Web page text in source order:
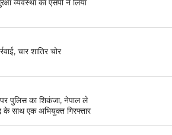
व्यवस्था का एसपी ने लिया
चार शातिर चोर
पुलिस का शिकंजा, नेपाल ले
के साथ एक अभियुक्त गिरफ्तार